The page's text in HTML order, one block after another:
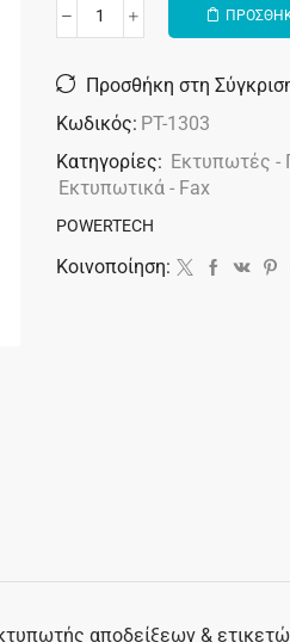
Alternative:
Προσθήκη στη
Κωδικός: PT-1303
Κατηγορίες: Εκτυπωτές -
Εκτυπωτικά - Fax
POWERTECH
Κοινοποίηση:
αποδείξεων &